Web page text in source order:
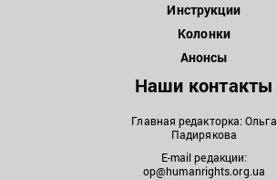
Инструкции
Колонки
Анонсы
Наши контакты
Главная редакторка: Ольга
Падирякова
E-mail редакции:
op@humanrights.org.ua